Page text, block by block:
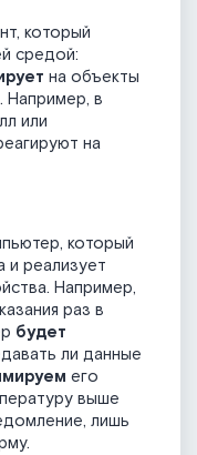
который
средой:
на объекты
Например, в
или
на
который
и реализует
Например,
раз в
будет
ли данные
его
выше
лишь